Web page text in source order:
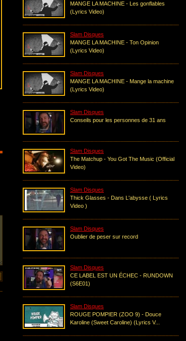
MANGE LA MACHINE - Les gonflables
(Lyrics Video)
Slam Disques
MANGE LA MACHINE - Ton Opinion
(Lyrics Video)
Slam Disques
MANGE LA MACHINE - Mange la machine
(Lyrics Video)
Slam Disques
Conseils pour les personnes de 31 ans
Slam Disques
The Matchup - You Got The Music (Official
Video)
Slam Disques
Thick Glasses - Dans L'abysse ( Lyrics
Video )
Slam Disques
Oublier de peser sur record
Slam Disques
CE LABEL EST UN ÉCHEC - RUNDOWN
(S6E01)
Slam Disques
ROUGE POMPIER (ZOO 9) - Douce
Karoline (Sweet Caroline) (Lyrics V...